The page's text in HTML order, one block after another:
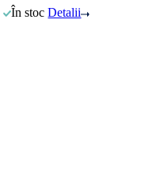
În stocDetalii